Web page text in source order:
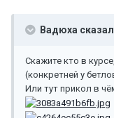
Вадюха
Скажите кто в
(конкретней у
Или тут прикол в